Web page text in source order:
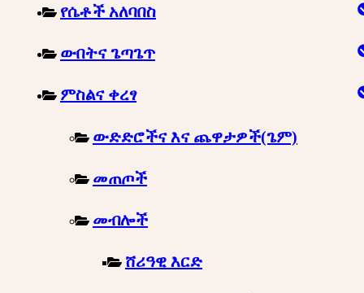
የሴቶች አለባበስ
ውበትና ጌጣጌጥ
ምስልና ቀረፃ
ውድድሮችና እና ጨዋታዎች(ጌም)
መጠጦች
መብሎች
ሸሪዓዊ እርድ